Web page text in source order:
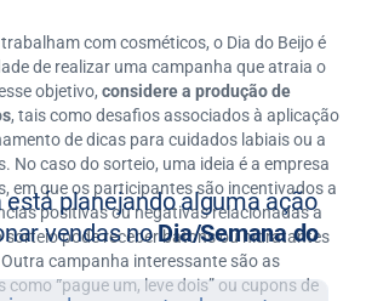
com cosméticos, o Dia do Beijo é
de realizar uma campanha que atraia o
objetivo, considere a produção de
, tais como desafios associados à aplicação
de dicas para cuidados labiais ou a
No caso do sorteio, uma ideia é a empresa
em que os participantes são incentivados a
positivas ou negativas relacionadas a
sorteio pode receber batons ou hidratantes
campanha interessante são as
“pague um, leve dois” ou cupons de